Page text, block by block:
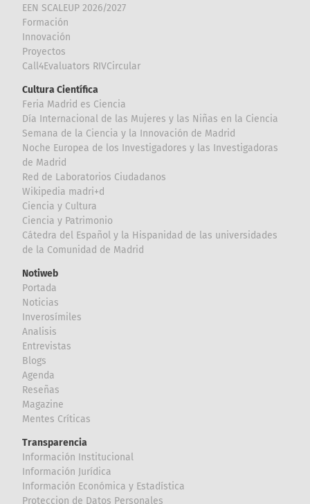
EEN SCALEUP 2026/2027
Formación
Innovación
Proyectos
Call4Evaluators RIVCircular
Cultura Científica
Feria Madrid es Ciencia
Día Internacional de las Mujeres y las Niñas en la Ciencia
Semana de la Ciencia y la Innovación de Madrid
Noche Europea de los Investigadores y las Investigadoras
de Madrid
Red de Laboratorios Ciudadanos
Wikipedia madri+d
Ciencia y Cultura
Ciencia y Patrimonio
Cátedra del Español y la Hispanidad de las universidades
de la Comunidad de Madrid
Notiweb
Portada
Noticias
Inverosímiles
Analisis
Entrevistas
Blogs
Agenda
Reseñas
Magazine
Mentes Críticas
Transparencia
Información Institucional
Información Jurídica
Información Económica y Estadística
Proteccion de Datos Personales